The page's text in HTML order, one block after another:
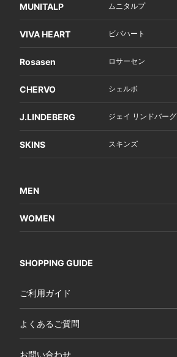
MUNITALP ムニタルプ
VIVA HEART ビバハート
Rosasen ロサーセン
CHERVO シェルボ
J.LINDEBERG ジェイ リンドバーグ
SKINS スキンズ
MEN
WOMEN
SHOPPING GUIDE
ご利用ガイド
よくあるご質問
お問い合わせ